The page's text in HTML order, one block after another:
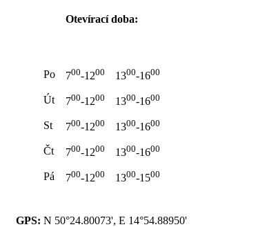
Otevírací doba:
Po 700-1200 1300-1600
Út 700-1200 1300-1600
St 700-1200 1300-1600
Čt 700-1200 1300-1600
Pá 700-1200 1300-1500
GPS: N 50°24.80073', E 14°54.88950'